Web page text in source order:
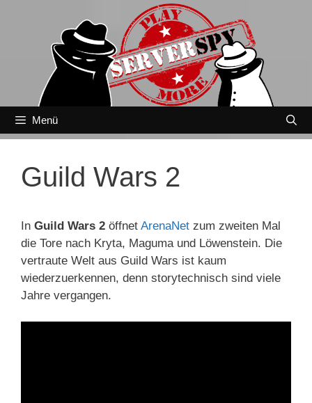
Menü
Guild Wars 2
In Guild Wars 2 öffnet ArenaNet zum zweiten Mal
die Tore nach Kryta, Maguma und Löwenstein. Die
vertraute Welt aus Guild Wars ist kaum
wiederzuerkennen, denn storytechnisch sind viele
Jahre vergangen.